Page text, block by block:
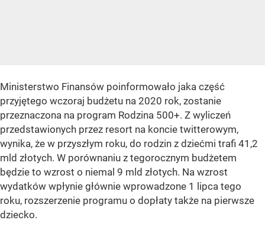
Ministerstwo Finansów poinformowało jaka część
przyjętego wczoraj budżetu na 2020 rok, zostanie
przeznaczona na program Rodzina 500+. Z wyliczeń
przedstawionych przez resort na koncie twitterowym,
wynika, że w przyszłym roku, do rodzin z dziećmi trafi 41,2
mld złotych. W porównaniu z tegorocznym budżetem
będzie to wzrost o niemal 9 mld złotych. Na wzrost
wydatków wpłynie głównie wprowadzone 1 lipca tego
roku, rozszerzenie programu o dopłaty także na pierwsze
dziecko.